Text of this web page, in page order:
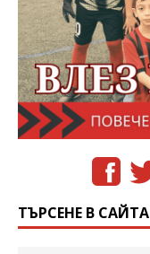
ТЪРСЕНЕ В САЙТА